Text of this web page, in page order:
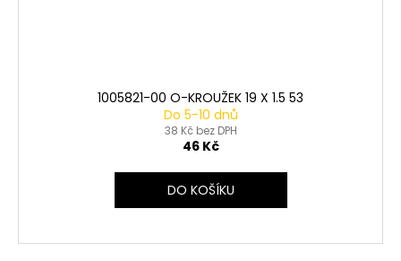
1005821-00 O-KROUŽEK 19 X 1.5 53
Do 5-10 dnů
38 Kč bez DPH
46 Kč
DO KOŠÍKU